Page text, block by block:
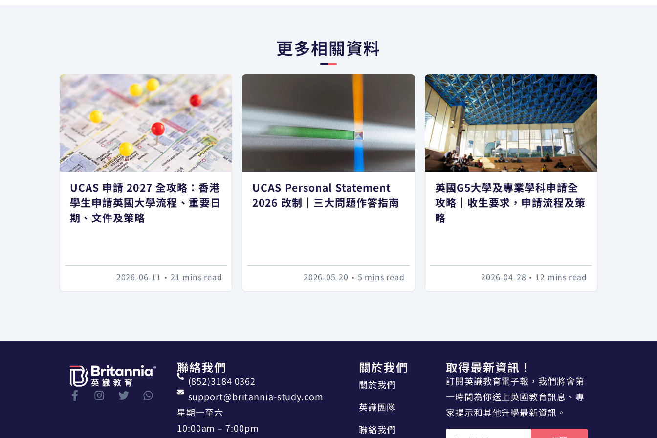
更多相關資料
UCAS 申請 2027 全攻略：香港
學生申請英國大學流程、重要日
期、文件及策略
21 mins read
•
2026-06-11
UCAS Personal Statement
2026 改制｜三大問題作答指南
5 mins read
•
2026-05-20
英國G5大學及專業學科申請全
攻略｜收生要求，申請流程及策
略
12 mins read
•
2026-04-28
聯絡我們
(852)3184 0362
support@britannia-study.com
星期一至六
10:00am – 7:00pm
關於我們
關於我們
英識團隊
聯絡我們
取得最新資訊！
訂閱英識教育電子報，我們將會第
一時間為你送上英國教育訊息、專
家提示和其他升學最新資訊。